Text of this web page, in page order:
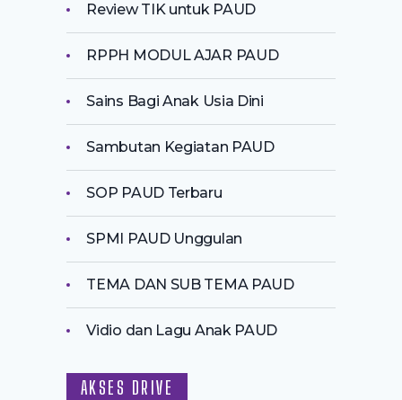
Review TIK untuk PAUD
RPPH MODUL AJAR PAUD
Sains Bagi Anak Usia Dini
Sambutan Kegiatan PAUD
SOP PAUD Terbaru
SPMI PAUD Unggulan
TEMA DAN SUB TEMA PAUD
Vidio dan Lagu Anak PAUD
AKSES DRIVE